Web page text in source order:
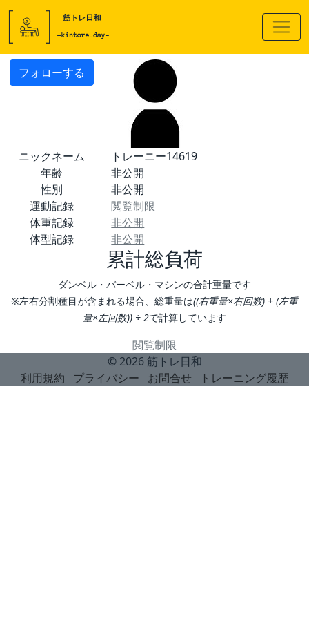
フォローする
ニックネーム
トレーニー14619
年齢
非公開
性別
非公開
運動記録
閲覧制限
体重記録
非公開
体型記録
非公開
累計総負荷
ダンベル・バーベル・マシンの合計重量です
※左右分割種目が含まれる場合、総重量は((右重量×右回数) + (左重
量×左回数)) ÷ 2で計算しています
閲覧制限
© 2026 筋トレ日和
利用規約
プライバシー お問合せ トレーニング履歴